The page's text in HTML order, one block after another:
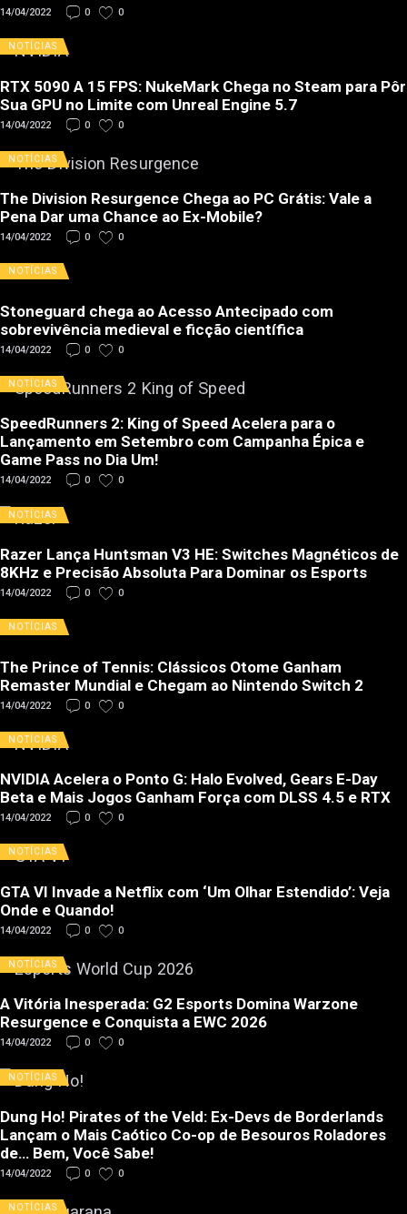
14/04/2022 0 0
NOTÍCIAS
RTX 5090 A 15 FPS: NukeMark Chega no Steam para Pôr
Sua GPU no Limite com Unreal Engine 5.7
14/04/2022 0 0
NOTÍCIAS
The Division Resurgence Chega ao PC Grátis: Vale a
Pena Dar uma Chance ao Ex-Mobile?
14/04/2022 0 0
NOTÍCIAS
Stoneguard chega ao Acesso Antecipado com
sobrevivência medieval e ficção científica
14/04/2022 0 0
NOTÍCIAS
SpeedRunners 2: King of Speed Acelera para o
Lançamento em Setembro com Campanha Épica e
Game Pass no Dia Um!
14/04/2022 0 0
NOTÍCIAS
Razer Lança Huntsman V3 HE: Switches Magnéticos de
8KHz e Precisão Absoluta Para Dominar os Esports
14/04/2022 0 0
NOTÍCIAS
The Prince of Tennis: Clássicos Otome Ganham
Remaster Mundial e Chegam ao Nintendo Switch 2
14/04/2022 0 0
NOTÍCIAS
NVIDIA Acelera o Ponto G: Halo Evolved, Gears E-Day
Beta e Mais Jogos Ganham Força com DLSS 4.5 e RTX
14/04/2022 0 0
NOTÍCIAS
GTA VI Invade a Netflix com ‘Um Olhar Estendido’: Veja
Onde e Quando!
14/04/2022 0 0
NOTÍCIAS
A Vitória Inesperada: G2 Esports Domina Warzone
Resurgence e Conquista a EWC 2026
14/04/2022 0 0
NOTÍCIAS
Dung Ho! Pirates of the Veld: Ex-Devs de Borderlands
Lançam o Mais Caótico Co-op de Besouros Roladores
de… Bem, Você Sabe!
14/04/2022 0 0
NOTÍCIAS